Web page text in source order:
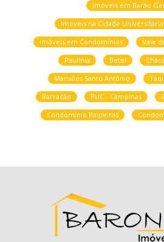
Imóveis em Barão
Imóveis na Cidade Universitária
Imóveis em Condomínios
Vale
Paulínia
Betel
Mansões Santo Antônio
Barracão
PUC - Campinas
Condomínio Paineiras